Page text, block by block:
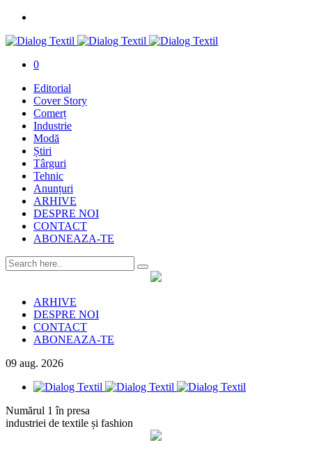
0
Editorial
Cover Story
Comerț
Industrie
Modă
Știri
Târguri
Tehnic
Anunțuri
ARHIVE
DESPRE NOI
CONTACT
ABONEAZA-TE
ARHIVE
DESPRE NOI
CONTACT
ABONEAZA-TE
09 aug. 2026
Numărul 1 în presa
industriei de textile și fashion